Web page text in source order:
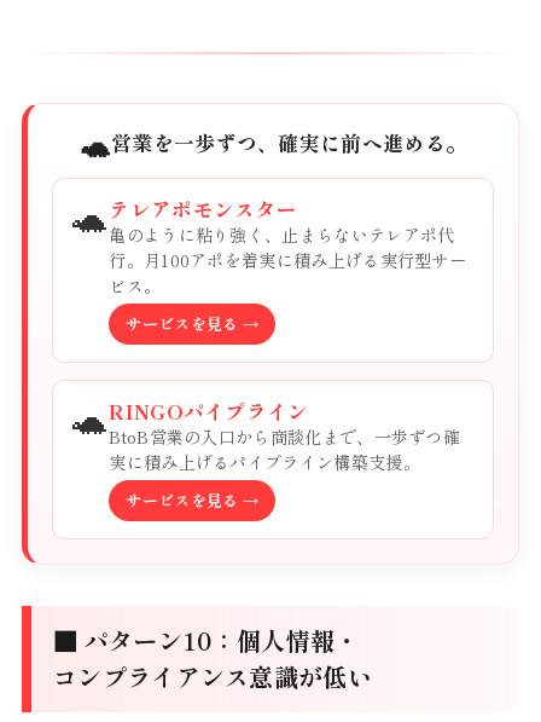
🐢営業を一歩ずつ、確実に前へ進める。
🐢 テレアポモンスター
亀のように粘り強く、止まらないテレアポ代
行。月100アポを着実に積み上げる実行型サー
ビス。
サービスを見る →
🐢RINGOパイプライン
BtoB営業の入口から商談化まで、一歩ずつ確
実に積み上げるパイプライン構築支援。
サービスを見る →
■ パターン10：個人情報・
コンプライアンス意識が低い